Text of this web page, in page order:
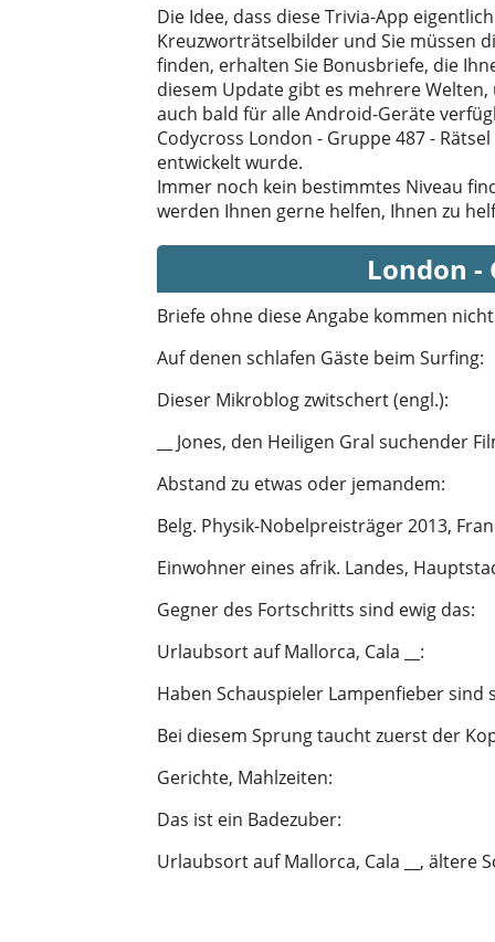
Die Idee, dass diese Trivia-App
Kreuzworträtselbilder und Sie müssen
finden, erhalten Sie Bonusbriefe, die
diesem Update gibt es mehrere
auch bald für alle Android-Geräte
Codycross London - Gruppe 487 -
entwickelt wurde.
Immer noch kein bestimmtes Niveau
werden Ihnen gerne helfen, Ihnen zu
London -
Briefe ohne diese Angabe kommen
Auf denen schlafen Gäste beim Surfing:
Dieser Mikroblog zwitschert (engl.):
__ Jones, den Heiligen Gral suchender
Abstand zu etwas oder jemandem:
Belg. Physik-Nobelpreisträger 2013,
Einwohner eines afrik. Landes,
Gegner des Fortschritts sind ewig das:
Urlaubsort auf Mallorca, Cala __ :
Haben Schauspieler Lampenfieber sind
Bei diesem Sprung taucht zuerst der
Gerichte, Mahlzeiten:
Das ist ein Badezuber:
Urlaubsort auf Mallorca, Cala __, ältere